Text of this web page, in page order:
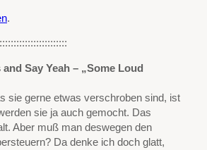
.
Say Yeah – „Some Loud
sie gerne etwas verschroben sind, ist
sie ja auch gemocht. Das
Aber muß man deswegen den
Da denke ich doch glatt,